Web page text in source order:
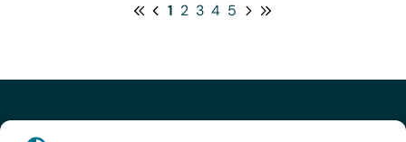
1 2 3 4 5